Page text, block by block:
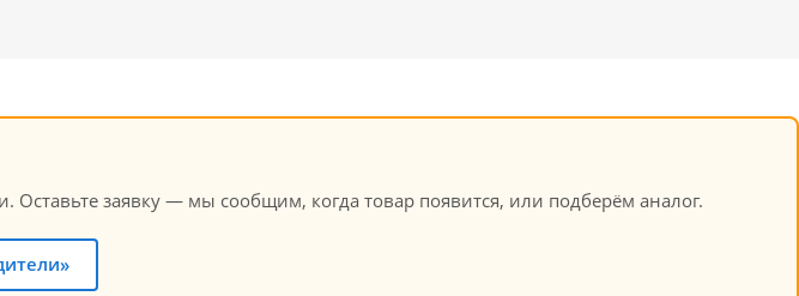
заявку — мы сообщим, когда товар появится, или подберём аналог.